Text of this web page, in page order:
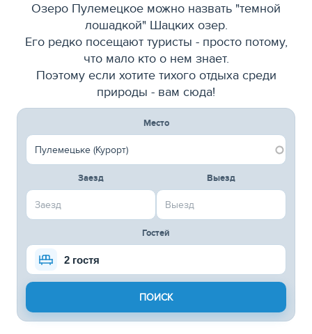
Озеро Пулемецкое можно назвать "темной
лошадкой" Шацких озер.
Его редко посещают туристы - просто потому,
что мало кто о нем знает.
Поэтому если хотите тихого отдыха среди
природы - вам сюда!
Место
Заезд Выезд
Гостей
2 гостя